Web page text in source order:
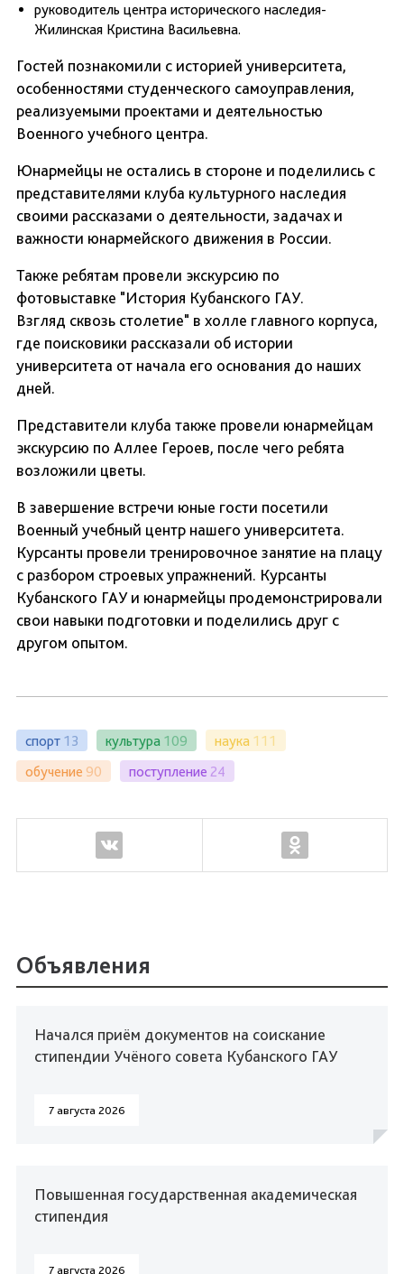
руководитель центра исторического наследия-
Жилинская Кристина Васильевна.
Гостей познакомили с историей университета,
особенностями студенческого самоуправления,
реализуемыми проектами и деятельностью
Военного учебного центра.
Юнармейцы не остались в стороне и поделились с
представителями клуба культурного наследия
своими рассказами о деятельности, задачах и
важности юнармейского движения в России.
Также ребятам провели экскурсию по
фотовыставке "История Кубанского ГАУ.
Взгляд сквозь столетие" в холле главного корпуса,
где поисковики рассказали об истории
университета от начала его основания до наших
дней.
Представители клуба также провели юнармейцам
экскурсию по Аллее Героев, после чего ребята
возложили цветы.
В завершение встречи юные гости посетили
Военный учебный центр нашего университета.
Курсанты провели тренировочное занятие на плацу
с разбором строевых упражнений. Курсанты
Кубанского ГАУ и юнармейцы продемонстрировали
свои навыки подготовки и поделились друг с
другом опытом.
спорт 13 культура 109 наука 111
обучение 90 поступление 24
Объявления
Начался приём документов на соискание
стипендии Учёного совета Кубанского ГАУ
7 августа 2026
Повышенная государственная академическая
стипендия
7 августа 2026